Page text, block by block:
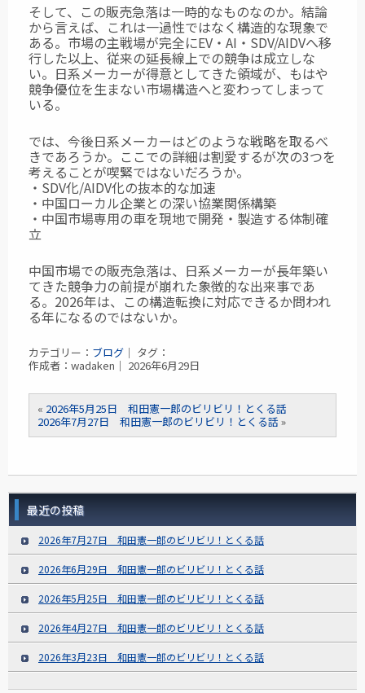
そして、この販売急落は一時的なものなのか。結論
から言えば、これは一過性ではなく構造的な現象で
ある。市場の主戦場が完全にEV・AI・SDV/AIDVへ移
行した以上、従来の延長線上での競争は成立しな
い。日系メーカーが得意としてきた領域が、もはや
競争優位を生まない市場構造へと変わってしまって
いる。
では、今後日系メーカーはどのような戦略を取るべ
きであろうか。ここでの詳細は割愛するが次の3つを
考えることが喫緊ではないだろうか。
・SDV化/AIDV化の抜本的な加速
・中国ローカル企業との深い協業関係構築
・中国市場専用の車を現地で開発・製造する体制確
立
中国市場での販売急落は、日系メーカーが長年築い
てきた競争力の前提が崩れた象徴的な出来事であ
る。2026年は、この構造転換に対応できるか問われ
る年になるのではないか。
カテゴリー： ブログ ｜ タグ：
作成者：wadaken｜ 2026年6月29日
« 2026年5月25日 和田憲一郎のビリビリ！とくる話
2026年7月27日 和田憲一郎のビリビリ！とくる話 »
最近の投稿
2026年7月27日 和田憲一郎のビリビリ！とくる話
2026年6月29日 和田憲一郎のビリビリ！とくる話
2026年5月25日 和田憲一郎のビリビリ！とくる話
2026年4月27日 和田憲一郎のビリビリ！とくる話
2026年3月23日 和田憲一郎のビリビリ！とくる話